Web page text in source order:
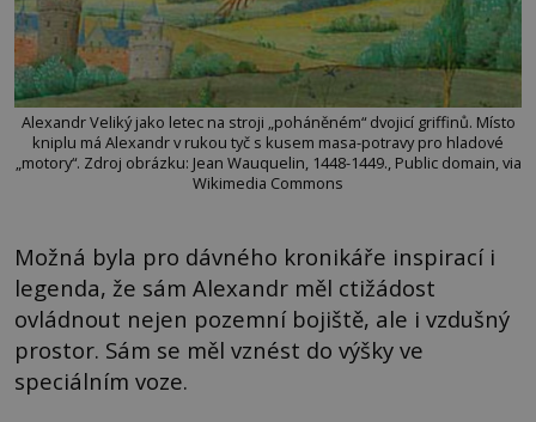
Alexandr Veliký jako letec na stroji „poháněném“ dvojicí griffinů. Místo
kniplu má Alexandr v rukou tyč s kusem masa-potravy pro hladové
„motory“. Zdroj obrázku: Jean Wauquelin, 1448-1449., Public domain, via
Wikimedia Commons
Možná byla pro dávného kronikáře inspirací i
legenda, že sám Alexandr měl ctižádost
ovládnout nejen pozemní bojiště, ale i vzdušný
prostor. Sám se měl vznést do výšky ve
speciálním voze.